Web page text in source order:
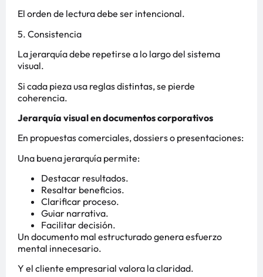
El orden de lectura debe ser intencional.
5. Consistencia
La jerarquía debe repetirse a lo largo del sistema
visual.
Si cada pieza usa reglas distintas, se pierde
coherencia.
Jerarquía visual en documentos corporativos
En propuestas comerciales, dossiers o presentaciones:
Una buena jerarquía permite:
Destacar resultados.
Resaltar beneficios.
Clarificar proceso.
Guiar narrativa.
Facilitar decisión.
Un documento mal estructurado genera esfuerzo
mental innecesario.
Y el cliente empresarial valora la claridad.